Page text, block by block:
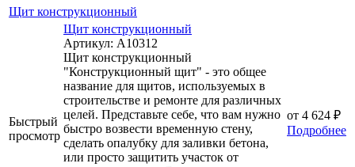
Щит конструкционный
Быстрый
просмотр
Щит конструкционный
Артикул: А10312
Щит конструкционный
"Конструкционный щит" - это общее
название для щитов, используемых в
строительстве и ремонте для различных
целей. Представьте себе, что вам нужно
быстро возвести временную стену,
сделать опалубку для заливки бетона,
или просто защитить участок от
от 4 624 ₽
Подробнее